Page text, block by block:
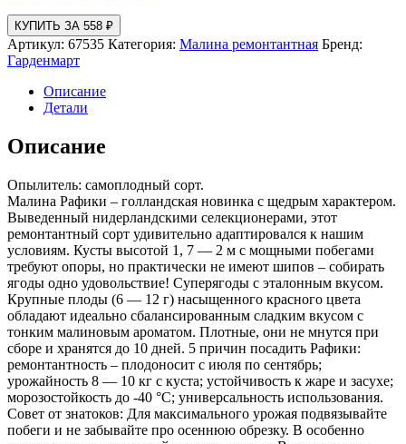
КУПИТЬ ЗА 558 ₽
Артикул: 67535 Категория: Малина ремонтантная Бренд:
Гарденмарт
Описание
Детали
Описание
Опылитель: самоплодный сорт.
Малина Рафики – голландская новинка с щедрым характером.
Выведенный нидерландскими селекционерами, этот
ремонтантный сорт удивительно адаптировался к нашим
условиям. Кусты высотой 1, 7 — 2 м с мощными побегами
требуют опоры, но практически не имеют шипов – собирать
ягоды одно удовольствие! Суперягоды с эталонным вкусом.
Крупные плоды (6 — 12 г) насыщенного красного цвета
обладают идеально сбалансированным сладким вкусом с
тонким малиновым ароматом. Плотные, они не мнутся при
сборе и хранятся до 10 дней. 5 причин посадить Рафики:
ремонтантность – плодоносит с июля по сентябрь;
урожайность 8 — 10 кг с куста; устойчивость к жаре и засухе;
морозостойкость до -40 °C; универсальность использования.
Совет от знатоков: Для максимального урожая подвязывайте
побеги и не забывайте про осеннюю обрезку. В особенно